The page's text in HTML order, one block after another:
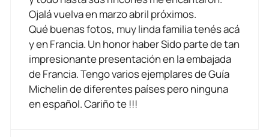
Ojalá vuelva en marzo abril próximos.
Qué buenas fotos, muy linda familia tenés acá
y en Francia. Un honor haber Sido parte de tan
impresionante presentación en la embajada
de Francia. Tengo varios ejemplares de Guía
Michelin de diferentes países pero ninguna
en español. Cariño te !!!